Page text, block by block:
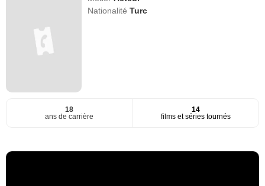
NationalitéTurc
18
ans de carrière
14
films et séries tournés